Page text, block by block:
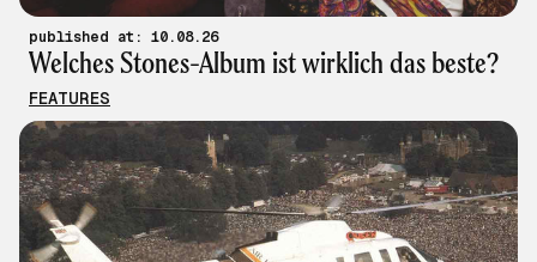
published at: 10.08.26
Welches Stones-Album ist wirklich das beste?
FEATURES